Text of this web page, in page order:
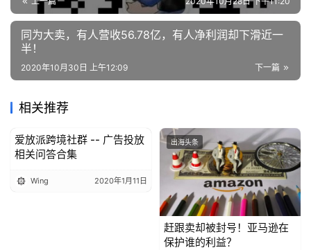
同为大卖，有人营收56.78亿，有人净利润却下滑近一
半！
下一篇
2020年10月30日 上午12:09
相关推荐
出海头条
爱放派跨境社群 -- 广告投放
相关问答合集
Wing 2020年1月11日
出海头条
赶跟卖却被封号！亚马逊在
保护谁的利益？